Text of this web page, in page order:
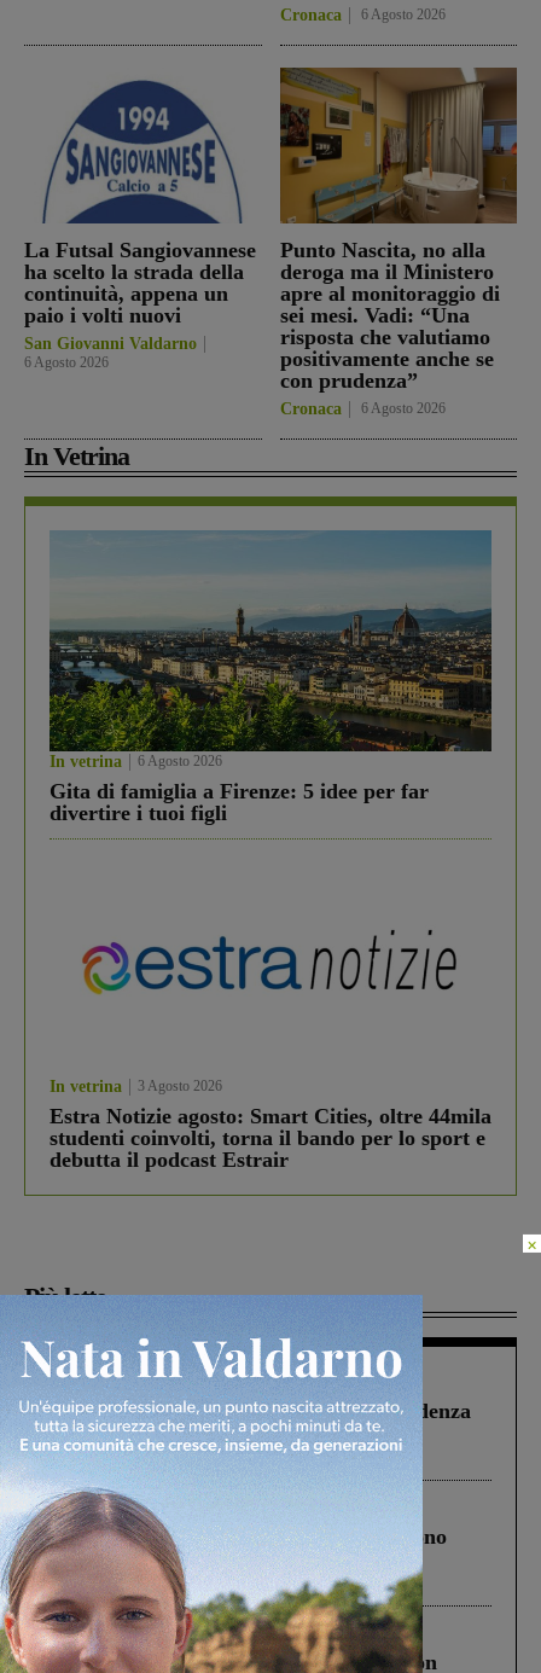
Cronaca 6 Agosto 2026
La Futsal Sangiovannese
ha scelto la strada della
continuità, appena un
paio i volti nuovi
San Giovanni Valdarno
6 Agosto 2026
Punto Nascita, no alla
deroga ma il Ministero
apre al monitoraggio di
sei mesi. Vadi: “Una
risposta che valutiamo
positivamente anche se
con prudenza”
Cronaca 6 Agosto 2026
In Vetrina
In vetrina 6 Agosto 2026
Gita di famiglia a Firenze: 5 idee per far
divertire i tuoi figli
In vetrina 3 Agosto 2026
Estra Notizie agosto: Smart Cities, oltre 44mila
studenti coinvolti, torna il bando per lo sport e
debutta il podcast Estrair
Più lette
Figline Incisa Valdarno 1 Agosto 2026
Piscina di Figline finanziata oltre la scadenza
Pnrr, il gruppo di Fratelli d’Italia: “Un
ringraziamento al Governo”
Cronaca 4 Agosto 2026
Un anno fa la strage in A1 in cui morirono
Gianni, Giulia e Franco. Lo schianto, il
processo, lo stop ai sorpassi fra tir....
Cronaca 3 Agosto 2026
Scomparso da una struttura di Castiglion
×